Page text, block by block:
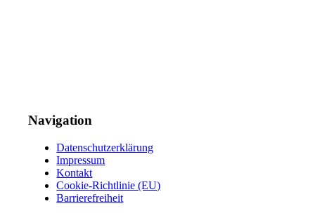
Navigation
Datenschutzerklärung
Impressum
Kontakt
Cookie-Richtlinie (EU)
Barrierefreiheit